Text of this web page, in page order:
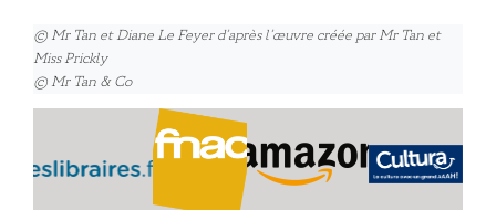
© Mr Tan et Diane Le Feyer d’après l’œuvre créée par Mr Tan et
Miss Prickly
© Mr Tan & Co